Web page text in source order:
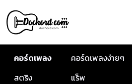
คอร์ดเพลง คอร์ดเพลงง่ายๆ
สตริง
แร็พ